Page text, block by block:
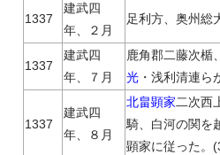
1337
建武四
年、２月
足利方、奥州総
1337
建武四
年、７月
鹿角郡二藤次楯
光 ・浅利清連ら
1337
建武四
年、８月
北畠顕家二次西
騎、白河の関を
顕家に従った。